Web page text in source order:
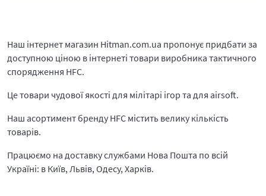
Наш інтернет магазин Hitman.com.ua пропонує придбати за
доступною ціною в інтернеті товари виробника тактичного
спорядження HFC.
Це товари чудової якості для мілітарі ігор та для airsoft.
Наш асортимент бренду HFC містить велику кількість
товарів.
Працюємо на доставку службами Нова Пошта по всій
Україні: в Київ, Львів, Одесу, Харків.